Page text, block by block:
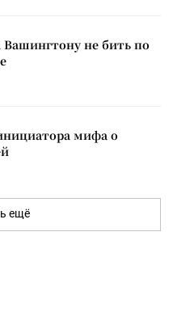
не бить по
мифа о
ещё